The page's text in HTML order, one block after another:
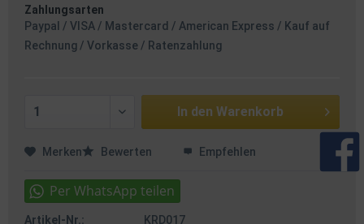
Zahlungsarten
Paypal / VISA / Mastercard / American Express / Kauf auf
Rechnung / Vorkasse / Ratenzahlung
In den Warenkorb
Merken Bewerten Empfehlen
Artikel-Nr.: KRD017